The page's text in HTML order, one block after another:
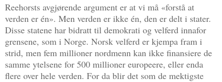
Reehorsts avgjørende argument er at vi må «forstå at
verden er én». Men verden er ikke én, den er delt i stater.
Disse statene har bidratt til demokrati og velferd innafor
grensene, som i Norge. Norsk velferd er kjempa fram i
strid, men fem millioner nordmenn kan ikke finansiere de
samme ytelsene for 500 millioner europeere, eller enda
flere over hele verden. For da blir det som de mektigste